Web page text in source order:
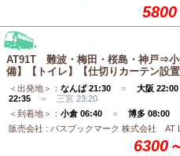
AT91T 難波・梅田・桜島・神戸⇒
備】【トイレ】【仕切りカーテン設置
＜出発地＞： なんば 21:30 ＝ 大阪 22:00
22:35 ＝ 三宮 23:20
＜到着地＞： 小倉 06:40 ＝ 博多 08:00
販売会社 : バスブックマーク 株式会社 AT
6300